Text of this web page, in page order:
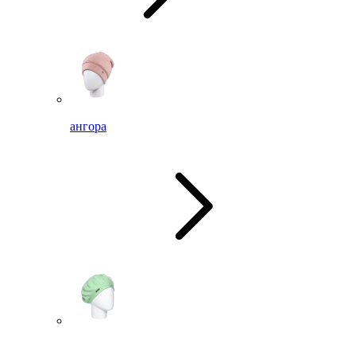
ангора